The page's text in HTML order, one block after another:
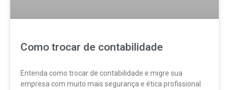
Como trocar de contabilidade
Entenda como trocar de contabilidade e migre sua
empresa com muito mais segurança e ética profissional